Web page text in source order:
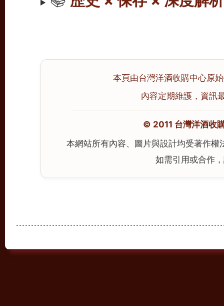
本頁由台灣洋酒收購中心原
內容定期維護，資訊
© 2011 台灣洋酒收
本網站所有內容、圖片與設計均受著作
如需引用或合作